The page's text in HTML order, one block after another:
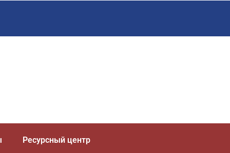
Ресурсный центр